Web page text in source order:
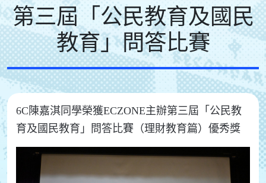
第三屆「公民教育及國民
教育」問答比賽
6C陳嘉淇同學榮獲ECZONE主辦第三屆「公民教
育及國民教育」問答比賽（理財教育篇）優秀獎